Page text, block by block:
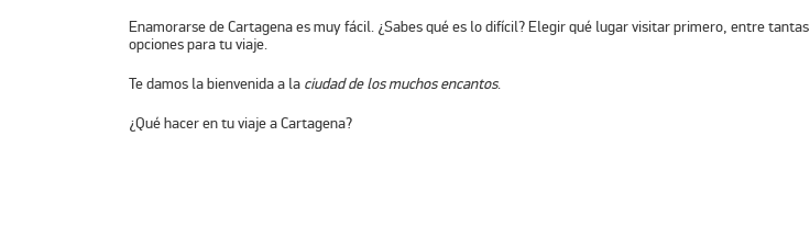
Enamorarse de Cartagena es muy fácil. ¿Sabes qué es lo difícil? Elegir qué lugar visitar primero, entre tantas
opciones para tu viaje.
Te damos la bienvenida a la ciudad de los muchos encantos.
¿Qué hacer en tu viaje a Cartagena?